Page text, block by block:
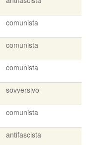
comunista
comunista
comunista
sovversivo
comunista
antifascista